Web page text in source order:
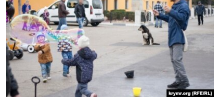
ВСЕ ЗА ДЕНЬ
СПЕЦПРОЕКТИ
ДЕПОРТАЦІЯ
ВІДЕОУРОКИ «ELIFBE»
СВІДЧЕННЯ ОКУПАЦІЇ
УКРАЇНСЬКА ПРОБЛЕМА КРИМУ
ЯК ОБІЙТИ БЛОКУВАННЯ
Русский
Qırımtatar